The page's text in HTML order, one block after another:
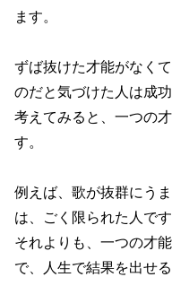
ます。
ずば抜けた才能がなく
のだと気づけた人は成功
考えてみると、一つの
す。
例えば、歌が抜群にう
は、ごく限られた人です
それよりも、一つの才
で、人生で結果を出せる